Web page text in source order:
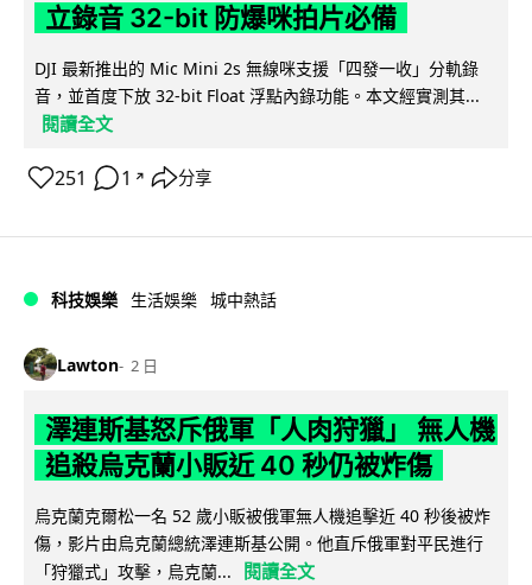
立錄音 32-bit 防爆咪拍片必備
DJI 最新推出的 Mic Mini 2s 無線咪支援「四發一收」分軌錄
音，並首度下放 32-bit Float 浮點內錄功能。本文經實測其...
閱讀全文
251 1 ↗ 分享
科技娛樂 生活娛樂 城中熱話
Lawton 2 日
澤連斯基怒斥俄軍「人肉狩獵」 無人機
追殺烏克蘭小販近 40 秒仍被炸傷
烏克蘭克爾松一名 52 歲小販被俄軍無人機追擊近 40 秒後被炸
傷，影片由烏克蘭總統澤連斯基公開。他直斥俄軍對平民進行
「狩獵式」攻擊，烏克蘭...
閱讀全文